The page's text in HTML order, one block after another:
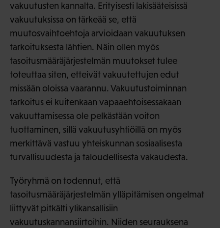
vakuutusten kannalta. Erityisesti lakisääteisissä
vakuutuksissa on tärkeää se, että
muutosvaihtoehtoja arvioidaan vakuutuksen
tarkoituksesta lähtien. Näin ollen myös
tasoitusmääräjärjestelmän muutokset tulee
toteuttaa siten, etteivät vakuutettujen edut
missään oloissa vaarannu. Vakuutustoiminnan
tarkoitus ei kuitenkaan vapaaehtoisessakaan
vakuuttamisessa ole pelkästään voiton
tuottaminen, sillä vakuutusyhtiöillä on myös
merkittävä vastuu yhteiskunnan sosiaalisesta
turvallisuudesta ja taloudellisesta vakaudesta.
Työryhmä on todennut, että
tasoitusmääräjärjestelmän ylläpitämisen ongelmat
liittyvät pitkälti ylikansallisiin
vakuutuskannansiirtoihin. Niiden seurauksena